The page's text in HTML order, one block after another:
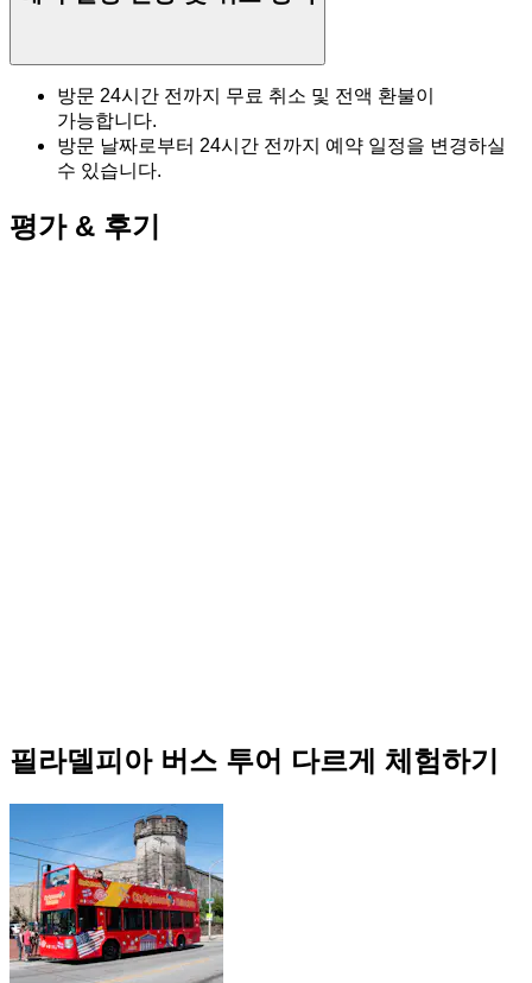
방문 24시간 전까지 무료 취소 및 전액 환불이
가능합니다.
방문 날짜로부터 24시간 전까지 예약 일정을 변경하실
수 있습니다.
평가 & 후기
필라델피아 버스 투어 다르게 체험하기